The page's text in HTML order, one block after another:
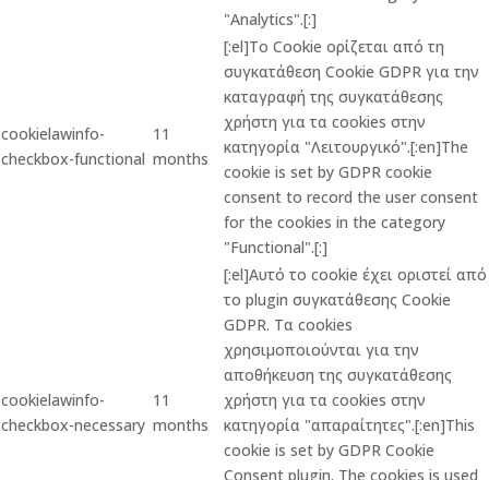
"Analytics".[:]
cookielawinfo-
checkbox-functional
11
months
[:el]Το Cookie ορίζεται από τη
συγκατάθεση Cookie GDPR για την
καταγραφή της συγκατάθεσης
χρήστη για τα cookies στην
κατηγορία "Λειτουργικό".[:en]The
cookie is set by GDPR cookie
consent to record the user consent
for the cookies in the category
"Functional".[:]
cookielawinfo-
checkbox-necessary
11
months
[:el]Αυτό το cookie έχει οριστεί από
το plugin συγκατάθεσης Cookie
GDPR. Τα cookies
χρησιμοποιούνται για την
αποθήκευση της συγκατάθεσης
χρήστη για τα cookies στην
κατηγορία "απαραίτητες".[:en]This
cookie is set by GDPR Cookie
Consent plugin. The cookies is used